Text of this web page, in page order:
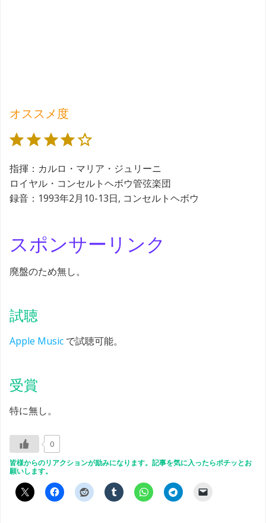
オススメ度
指揮：カルロ・マリア・ジュリーニ
ロイヤル・コンセルトヘボウ管弦楽団
録音：1993年2月10-13日, コンセルトヘボウ
スポンサーリンク
廃盤のため無し。
試聴
Apple Music で試聴可能。
受賞
特に無し。
0
皆様からのリアクションが励みになります。記事を気に入ったらポチッとお
願いします。